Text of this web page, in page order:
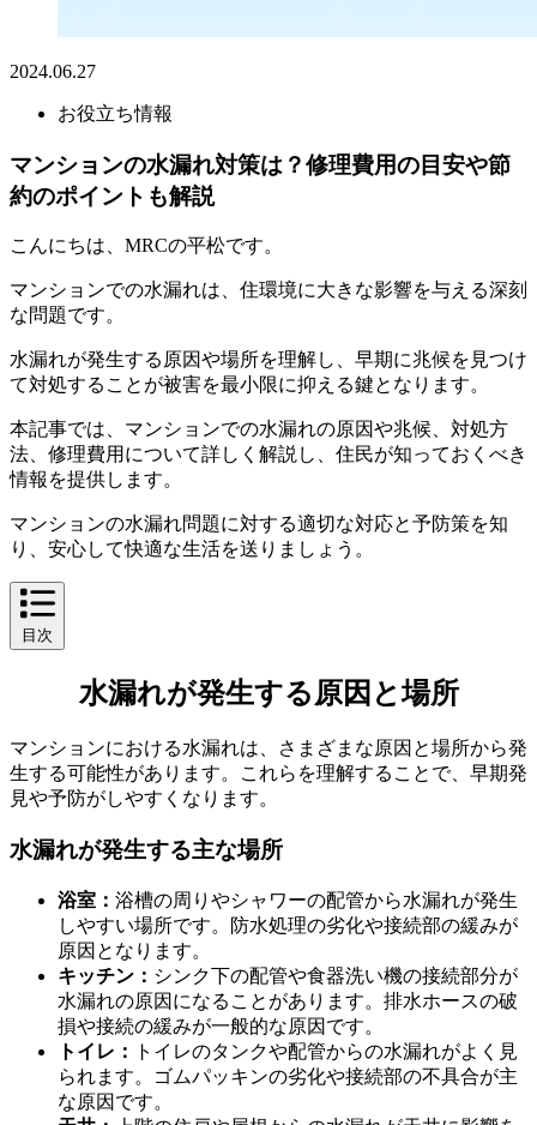
2024.06.27
お役立ち情報
マンションの水漏れ対策は？修理費用の目安や節
約のポイントも解説
こんにちは、MRCの平松です。
マンションでの水漏れは、住環境に大きな影響を与える深刻
な問題です。
水漏れが発生する原因や場所を理解し、早期に兆候を見つけ
て対処することが被害を最小限に抑える鍵となります。
本記事では、マンションでの水漏れの原因や兆候、対処方
法、修理費用について詳しく解説し、住民が知っておくべき
情報を提供します。
マンションの水漏れ問題に対する適切な対応と予防策を知
り、安心して快適な生活を送りましょう。
目次
水漏れが発生する原因と場所
水漏れが発生する原因と場所
マンションにおける水漏れは、さまざまな原因と場所から発
生する可能性があります。これらを理解することで、早期発
見や予防がしやすくなります。
水漏れが発生する主な場所
浴室： 浴槽の周りやシャワーの配管から水漏れが発生
しやすい場所です。防水処理の劣化や接続部の緩みが
原因となります。
キッチン： シンク下の配管や食器洗い機の接続部分が
水漏れの原因になることがあります。排水ホースの破
損や接続の緩みが一般的な原因です。
トイレ：
トイレのタンクや配管からの水漏れがよく見
られます。ゴムパッキンの劣化や接続部の不具合が主
な原因です。